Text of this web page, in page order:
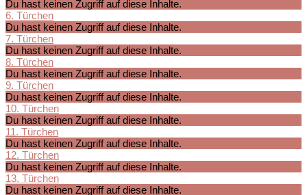
Du hast keinen Zugriff auf diese Inhalte.
6. Türchen
Du hast keinen Zugriff auf diese Inhalte.
7. Türchen
Du hast keinen Zugriff auf diese Inhalte.
8. Türchen
Du hast keinen Zugriff auf diese Inhalte.
9. Türchen
Du hast keinen Zugriff auf diese Inhalte.
10. Türchen
Du hast keinen Zugriff auf diese Inhalte.
11. Türchen
Du hast keinen Zugriff auf diese Inhalte.
12. Türchen
Du hast keinen Zugriff auf diese Inhalte.
13. Türchen
Du hast keinen Zugriff auf diese Inhalte.